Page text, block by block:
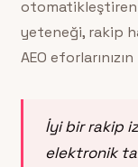
otomatikleştiren
yeteneği, rakip
AEO
İyi bir rakip
elektronik